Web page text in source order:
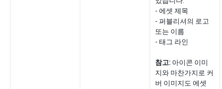
- 에셋 제목
- 퍼블리셔의 로고
또는 이름
- 태그 라인
참고: 아이콘 이미
지와 마찬가지로 커
버 이미지도 에셋